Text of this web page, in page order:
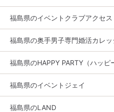
福島県のイベントクラブアクセス
福島県の奥手男子専門婚活カレッ
福島県のHAPPY PARTY（ハッピ
福島県のイベントジェイ
福島県のLAND